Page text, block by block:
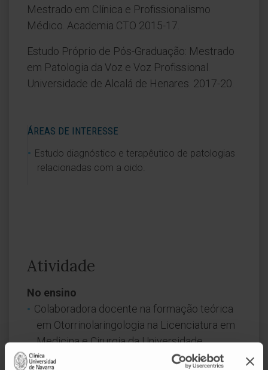
Mestrado em Clínica e Profissionalismo
Médico. Academia CTO 2015-17.
Estudo Próprio de Pós-Graduação: Mestrado
em Patologia da Voz e Voz Profissional.
Universidade de Alcalá de Henares. 2017-20.
ÁREAS DE INTERESSE
Estudo diagnóstico e terapêutico de patologias
relacionadas com a oido.
Atividade
No ensino
Colaboradora docente na formação teórica
em Otorrinolaringologia na Licenciatura em
Medicina e Cirurgia da Universidade
Complutense de Madrid desde 2021.